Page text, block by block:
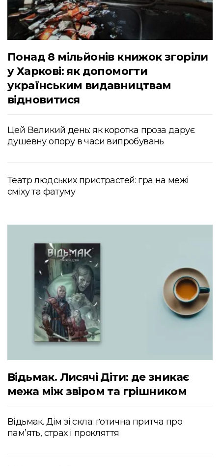
Понад 8 мільйонів книжок згоріли
у Харкові: як допомогти
українським видавництвам
відновитися
Цей Великий день: як коротка проза дарує
душевну опору в часи випробувань
Театр людських пристрастей: гра на межі
сміху та фатуму
Відьмак. Лисячі Діти: де зникає
межа між звіром та грішником
Відьмак. Дім зі скла: ґотична притча про
пам’ять, страх і прокляття